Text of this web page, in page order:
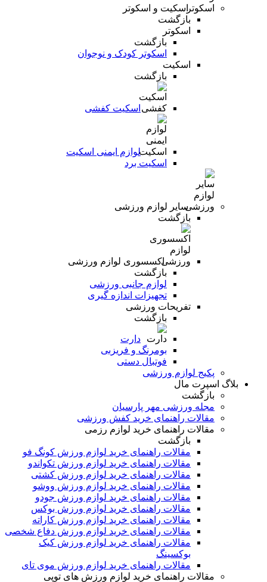
اسکیت و اسکوتر
بازگشت
اسکوتر
بازگشت
اسکوتر کودک و نوجوان
اسکیت
بازگشت
اسکیت کفشی
لوازم ایمنی اسکیت
اسکیت برد
سایر لوازم ورزشی
بازگشت
اکسسوری لوازم ورزشی
بازگشت
لوازم جانبی ورزشی
تجهیزات اندازه گیری
تفریحات ورزشی
بازگشت
دارت
بومرنگ و فریزبی
فوتبال دستی
پکیج لوازم ورزشی
بلاگ اسپرت مال
بازگشت
مجله ورزشی مهر پارسیان
مقالات راهنمای خرید کفش ورزشی
مقالات راهنمای خرید لوازم رزمی
بازگشت
مقالات راهنمای خرید لوازم ورزش کونگ فو
مقالات راهنمای خرید لوازم ورزش تکواندو
مقالات راهنمای خرید لوازم ورزش کشتی
مقالات راهنمای خرید لوازم ورزش ووشو
مقالات راهنمای خرید لوازم ورزش جودو
مقالات راهنمای خرید لوازم ورزش بوکس
مقالات راهنمای خرید لوازم ورزش کاراته
مقالات راهنمای خرید لوازم ورزش دفاع شخصی
مقالات راهنمای خرید لوازم ورزش کیک
بوکسینگ
مقالات راهنمای خرید لوازم ورزش موی تای
مقالات راهنمای خرید لوازم ورزش های توپی